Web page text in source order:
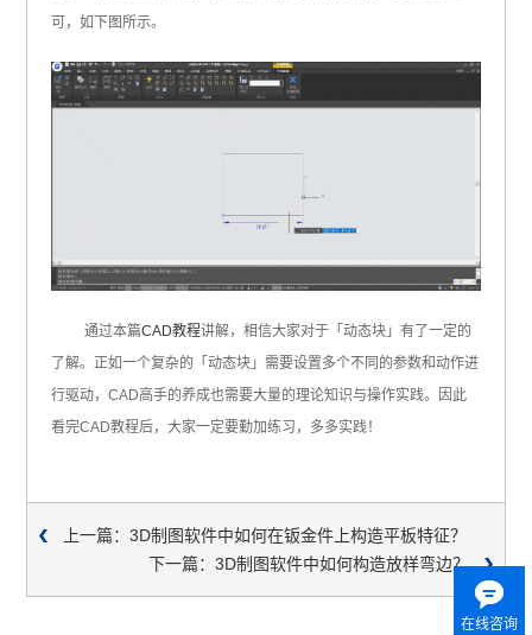
可，如下图所示。
通过本篇CAD教程讲解，相信大家对于「动态块」有了一定的
了解。正如一个复杂的「动态块」需要设置多个不同的参数和动作进
行驱动，CAD高手的养成也需要大量的理论知识与操作实践。因此
看完CAD教程后，大家一定要勤加练习，多多实践！
上一篇：3D制图软件中如何在钣金件上构造平板特征？
下一篇：3D制图软件中如何构造放样弯边？
在线咨询